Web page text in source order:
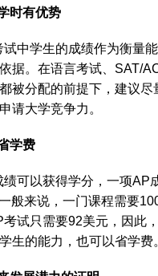
时有优势
中学生的成绩作为衡量
据。在语言考试、SAT/
被分配的前提下，建议尽
请大学竞争力。
学费
可以获得学分，一项AP
般来说，一门课程需要
考试只需要92美元，因此
生的能力，也可以省学费